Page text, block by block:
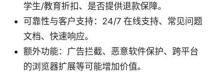
学生/教育折扣、是否提供退款保障。
可靠性与客户支持：24/7 在线支持、常见问题
文档、快速响应。
额外功能：广告拦截、恶意软件保护、跨平台
的浏览器扩展等可能增加价值。